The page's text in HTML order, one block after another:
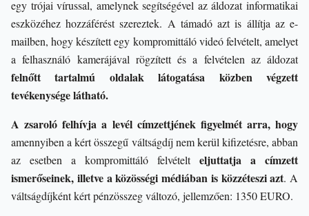
egy trójai vírussal, amelynek segítségével az áldozat informatikai
eszközéhez hozzáférést szereztek. A támadó azt is állítja az e-
mailben, hogy készített egy kompromittáló videó felvételt, amelyet
a felhasználó kamerájával rögzített és a felvételen az áldozat
felnőtt tartalmú oldalak látogatása
közben végzett
tevékenysége látható.
A zsaroló felhívja a levél címzettjének figyelmét arra, hogy
amennyiben a kért összegű váltságdíj nem kerül kifizetésre, abban
az esetben a kompromittáló felvételteljuttatja a címzett
ismerőseinek, illetve a közösségi médiában is közzéteszi azt. A
váltságdíjként kért pénzösszeg változó, jellemzően: 1350 EURO.